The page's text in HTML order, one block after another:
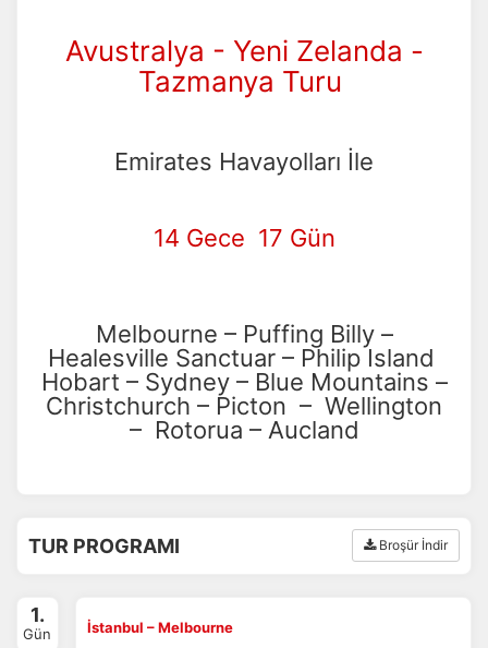
Avustralya - Yeni Zelanda -
Tazmanya Turu
Emirates Havayolları İle
14 Gece 17 Gün
Melbourne – Puffing Billy –
Healesville Sanctuar – Philip Island
Hobart – Sydney – Blue Mountains –
Christchurch – Picton – Wellington
– Rotorua – Aucland
TUR PROGRAMI Broşür İndir
1.
Gün
İstanbul – Melbourne